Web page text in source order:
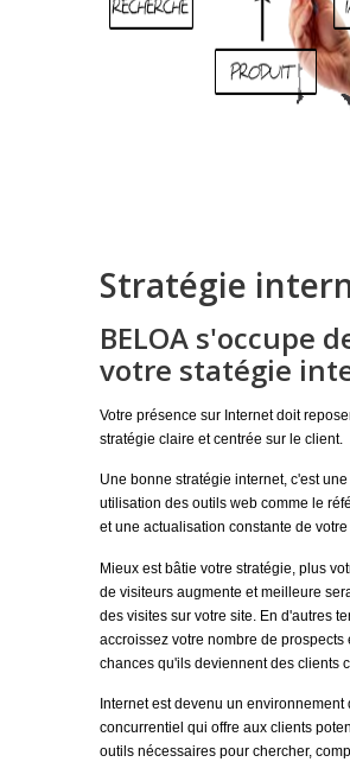
Stratégie
BELOA s'occupe
votre statégie
Votre présence sur Internet doit
stratégie claire et centrée sur le client.
Une bonne stratégie internet, c'est
utilisation des outils web comme le
et une actualisation constante de votre
Mieux est bâtie votre stratégie, plus
de visiteurs augmente et meilleure
des visites sur votre site. En d'autres
accroissez votre nombre de prospects
chances qu'ils deviennent des clients
Internet est devenu un environnement
concurrentiel qui offre aux clients
outils nécessaires pour chercher,